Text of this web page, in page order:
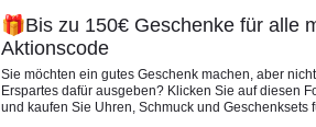
🎁Bis zu 150€ Geschenke für alle
Aktionscode
Sie möchten ein gutes Geschenk machen, aber
Erspartes dafür ausgeben? Klicken Sie auf diesen
und kaufen Sie Uhren, Schmuck und Geschenksets